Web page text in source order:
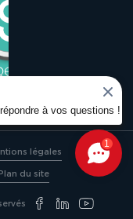
légales
du site
1
à vos questions !